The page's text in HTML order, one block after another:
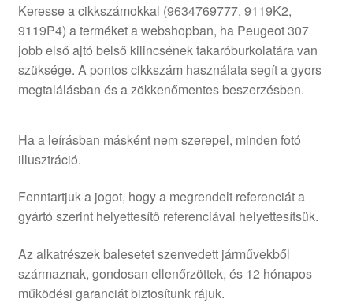
Keresse a cikkszámokkal (9634769777, 9119K2,
9119P4) a terméket a webshopban, ha Peugeot 307
jobb első ajtó belső kilincsének takaróburkolatára van
szüksége. A pontos cikkszám használata segít a gyors
megtalálásban és a zökkenőmentes beszerzésben.
Ha a leírásban másként nem szerepel, minden fotó
illusztráció.
Fenntartjuk a jogot, hogy a megrendelt referenciát a
gyártó szerint helyettesítő referenciával helyettesítsük.
Az alkatrészek balesetet szenvedett járművekből
származnak, gondosan ellenőrzöttek, és 12 hónapos
működési garanciát biztosítunk rájuk.